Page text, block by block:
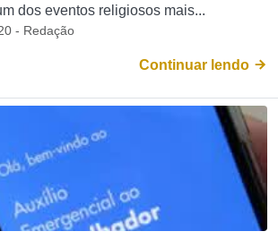
dos eventos religiosos mais...
- Redação
Continuar lendo